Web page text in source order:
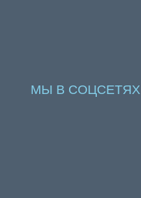
МЫ В СОЦСЕТЯХ